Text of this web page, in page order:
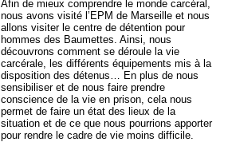
Afin de mieux comprendre le monde carcéral,
nous avons visité l’EPM de Marseille et nous
allons visiter le centre de détention pour
hommes des Baumettes. Ainsi, nous
découvrons comment se déroule la vie
carcérale, les différents équipements mis à la
disposition des détenus… En plus de nous
sensibiliser et de nous faire prendre
conscience de la vie en prison, cela nous
permet de faire un état des lieux de la
situation et de ce que nous pourrions apporter
pour rendre le cadre de vie moins difficile.